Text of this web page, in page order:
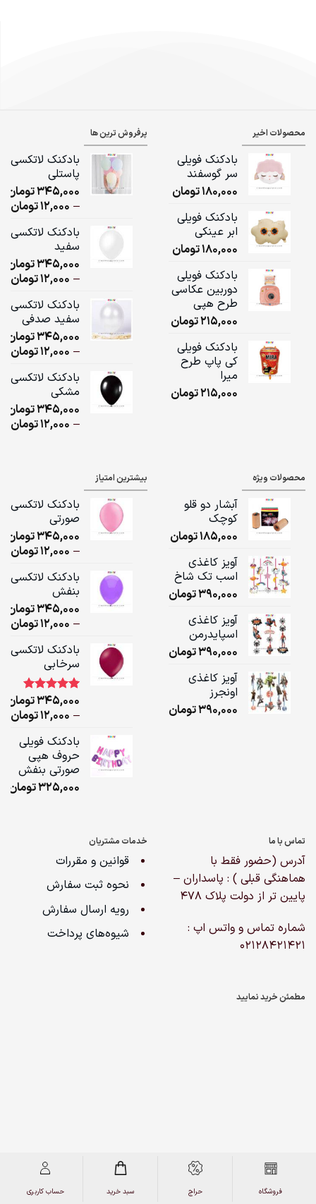
محصولات اخیر
بادکنک فویلی
سر گوسفند
180,000تومان
بادکنک فویلی
ابر عینکی
180,000تومان
بادکنک فویلی
دوربین عکاسی
طرح هپی
215,000تومان
بادکنک فویلی
کی پاپ طرح
میرا
215,000تومان
پرفروش ترین ها
بادکنک لاتکسی
پاستلی
345,000تومان
–
12,000تومان
بادکنک لاتکسی
سفید
345,000تومان
–
12,000تومان
بادکنک لاتکسی
سفید صدفی
345,000تومان
–
12,000تومان
بادکنک لاتکسی
مشکی
345,000تومان
–
12,000تومان
محصولات ویژه
آبشار دو قلو
کوچک
185,000تومان
آویز کاغذی
اسب تک شاخ
390,000تومان
آویز کاغذی
اسپایدرمن
390,000تومان
آویز کاغذی
اونجرز
390,000تومان
بیشترین امتیاز
بادکنک لاتکسی
صورتی
345,000تومان
–
12,000تومان
بادکنک لاتکسی
بنفش
345,000تومان
–
12,000تومان
بادکنک لاتکسی
سرخابی
امتیاز5.00
1
مشتری
345,000تومان
–
12,000تومان
بادکنک فویلی
حروف هپی
صورتی بنفش
325,000تومان
تماس با ما
آدرس (حضور فقط با
هماهنگی قبلی ) : پاسداران –
پایین تر از دولت پلاک ۴۷۸
شماره تماس و واتس اپ :
02128421421
خدمات مشتریان
قوانین و مقررات
نحوه ثبت سفارش
رویه ارسال سفارش
شیوه‌های پرداخت
مطمئن خرید نمایید
کپی‌رایت 2026 © کلیه حقوق برای نیوان هپی لند محفوظ است
فروشگاه حراج سبد خرید حساب کاربری